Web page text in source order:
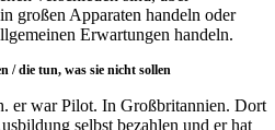
großen Apparaten handeln oder
Erwartungen handeln.
/ die tun, was sie nicht sollen
er war Pilot. In Großbritannien. Dort
selbst bezahlen und er hat